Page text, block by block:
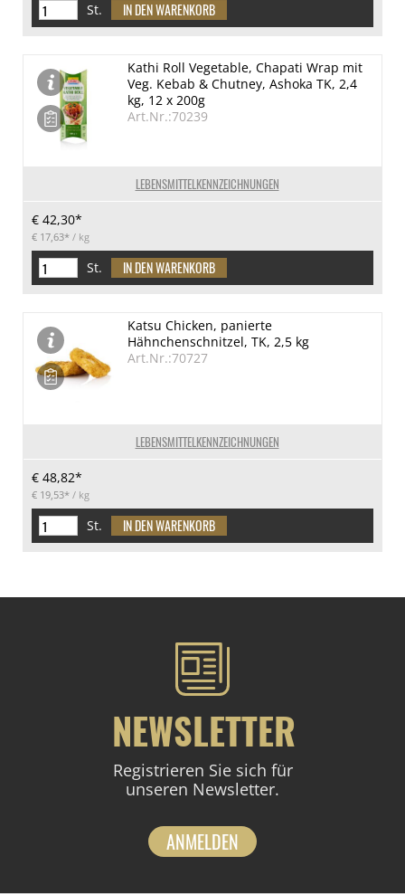
St.
LEBENSMITTELKENNZEICHNUNGEN
Kathi Roll Vegetable, Chapati Wrap mit
Veg. Kebab & Chutney, Ashoka TK, 2,4
kg, 12 x 200g
Art.Nr.:70239
€ 42,30*
€ 17,63* / kg
St.
LEBENSMITTELKENNZEICHNUNGEN
Katsu Chicken, panierte
Hähnchenschnitzel, TK, 2,5 kg
Art.Nr.:70727
€ 48,82*
€ 19,53* / kg
St.
NEWSLETTER
Registrieren Sie sich für
unseren Newsletter.
ANMELDEN